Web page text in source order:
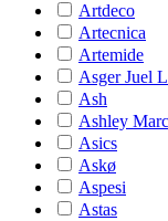
Artdeco
Artecnica
Artemide
Asger Juel
Ash
Ashley
Asics
Askø
Aspesi
Astas